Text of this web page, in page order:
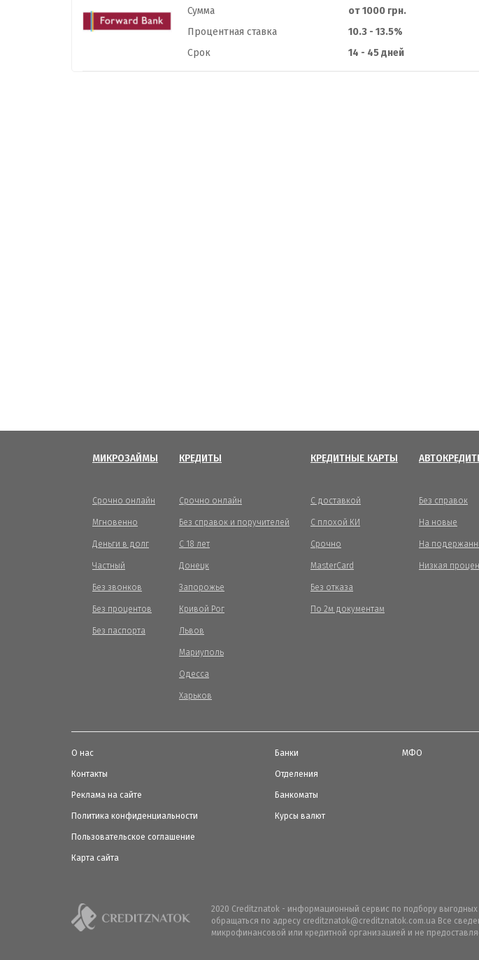
Сумма
от 1000 грн.
Процентная ставка
10.3 - 13.5%
Срок
14 - 45 дней
МИКРОЗАЙМЫ
Срочно онлайн
Мгновенно
Деньги в долг
Частный
Без звонков
Без процентов
Без паспорта
КРЕДИТЫ
Срочно онлайн
Без справок и поручителей
С 18 лет
Донецк
Запорожье
Кривой Рог
Львов
Мариуполь
Одесса
Харьков
КРЕДИТНЫЕ КАРТЫ
С доставкой
С плохой КИ
Срочно
MasterCard
Без отказа
По 2м документам
Без справок
На новые
На
Низкая
О нас
Контакты
Реклама на сайте
Политика конфиденциальности
Пользовательское соглашение
Карта сайта
Банки
Отделения
Банкоматы
Курсы валют
МФО
2020 Creditznatok - информационный сервис по подбору
обращаться по адресу creditznatok@creditznatok.com.ua Все
микрофинансовой или кредитной организацией и не